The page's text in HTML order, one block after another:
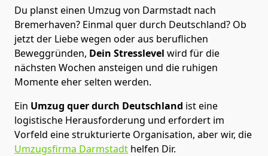
Du planst einen Umzug von Darmstadt nach
Bremer­haven? Einmal quer durch Deutschland? Ob
jetzt der Liebe wegen oder aus beruflichen
Beweggründen, Dein Stresslevel wird für die
nächsten Wochen ansteigen und die ruhigen
Momente eher selten werden.
Ein Umzug quer durch Deutschland ist eine
logistische Herausforderung und erfordert im
Vorfeld eine strukturierte Organisation, aber wir, die
Umzugsfirma Darmstadt helfen Dir.